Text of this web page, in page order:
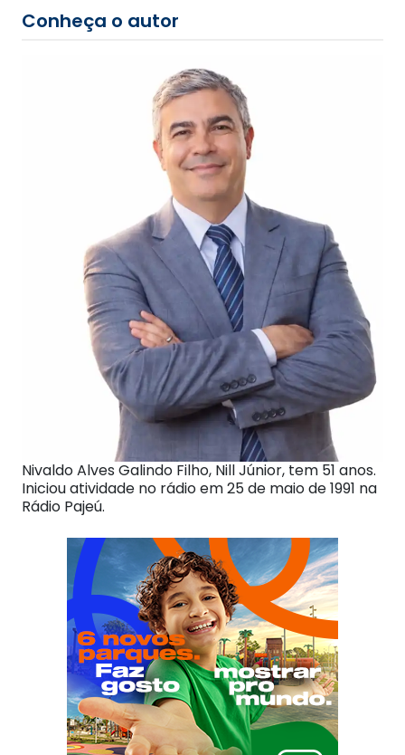
Conheça o autor
Nivaldo Alves Galindo Filho, Nill Júnior, tem 51 anos.
Iniciou atividade no rádio em 25 de maio de 1991 na
Rádio Pajeú.